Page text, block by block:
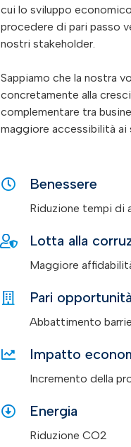
cui lo sviluppo
procedere di pari passo
nostri stakeholder.
Sappiamo che la nostra
concretamente alla
complementare tra
maggiore accessibilità ai
Benessere
Riduzione tempi di
Lotta alla
Maggiore
Pari opportunità
Abbattimento
Impatto
Incremento della
Energia
Riduzione CO2